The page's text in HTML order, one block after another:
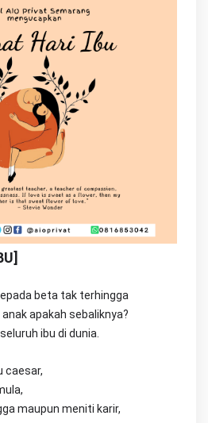
beta tak terhingga
apakah sebaliknya?
ibu di dunia.
caesar,
maupun meniti karir,